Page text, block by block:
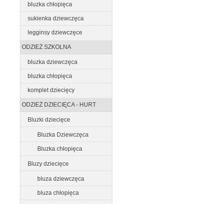
bluzka chłopięca
sukienka dziewczęca
legginsy dziewczęce
ODZIEŻ SZKOLNA
bluzka dziewczęca
bluzka chłopięca
komplet dziecięcy
ODZIEŻ DZIECIĘCA - HURT
Bluzki dziecięce
Bluzka Dziewczęca
Bluzka chłopięca
Bluzy dziecięce
bluza dziewczęca
bluza chłopięca